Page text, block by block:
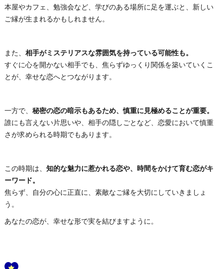
本屋やカフェ、勉強会など、学びのある場所に足を運ぶと、新しい
ご縁が生まれるかもしれません。
また、 相手がミステリアスな雰囲気を持っている可能性も。
すぐに心を開かない相手でも、焦らずゆっくり関係を築いていくこ
とが、幸せな恋へとつながります。
一方で、 秘密の恋の暗示もあるため、慎重に見極めることが重要。
誰にも言えない片思いや、相手の隠しごとなど、恋愛において慎重
さが求められる時期でもあります。
この時期は、 知的な魅力に惹かれる恋や、時間をかけて育む恋がキ
ーワード。
焦らず、自分の心に正直に、素敵なご縁を大切にしていきましょ
う。
あなたの恋が、幸せな形で実を結びますように。